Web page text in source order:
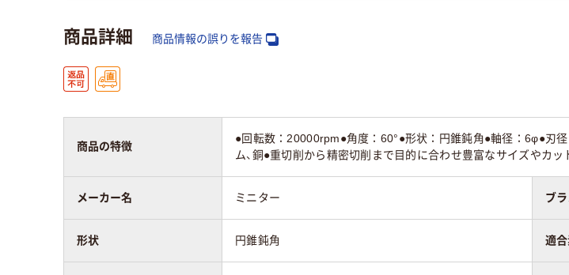
商品詳細 商品情報の誤りを報告
商品の特徴
●回転数：20000rpm●角度：60°●形状：円錐鈍角●軸径：6φ●刃径
ム、銅●重切削から精密切削まで目的に合わせ豊富なサイズやカッ
メーカー名 ミニター ブ
形状 円錐鈍角 適